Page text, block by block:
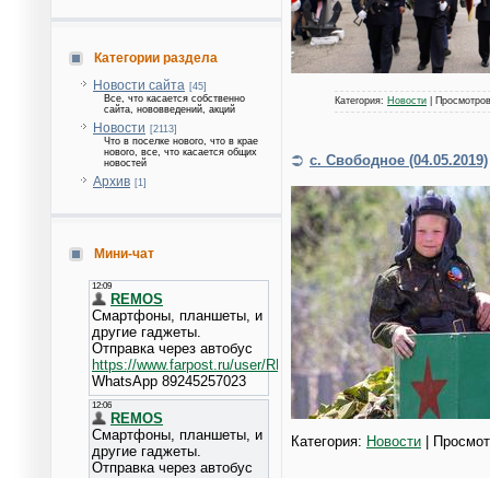
Категории раздела
Новости сайта [45]
Все, что касается собственно
сайта, нововведений, акций
Новости [2113]
Что в поселке нового, что в крае
нового, все, что касается общих
новостей
Архив [1]
Мини-чат
Категория: Новости |
с. Свободное (04.05.2019)
Категория: Новости |